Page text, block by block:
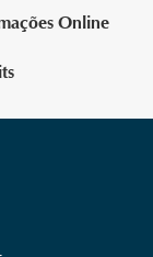
Online